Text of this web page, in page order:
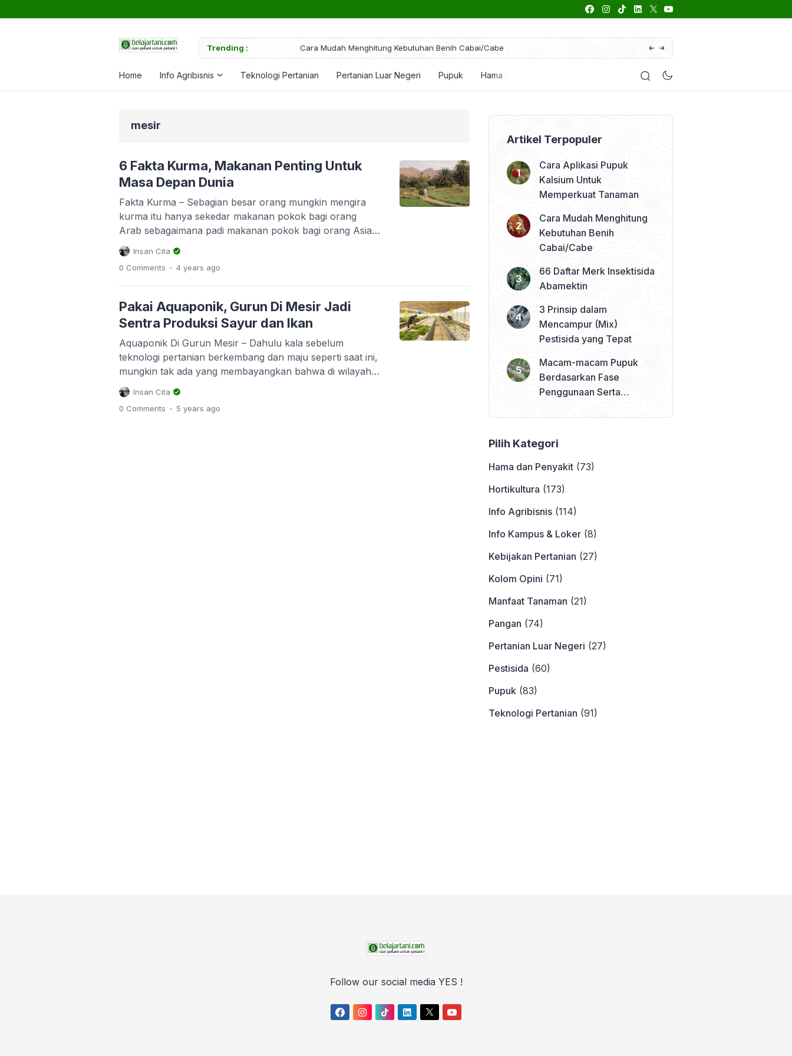
Trending : Cara Mudah Menghitung Kebutuhan Benih Cabai/Cabe 66 Daftar Merk Insektisida Abamektin
Home Info Agribisnis Teknologi Pertanian Pertanian Luar Negeri Pupuk Hama dan Penyakit Manfaat Tanaman
mesir
6 Fakta Kurma, Makanan Penting Untuk
Masa Depan Dunia
Fakta Kurma – Sebagian besar orang mungkin mengira
kurma itu hanya sekedar makanan pokok bagi orang
Arab sebagaimana padi makanan pokok bagi orang Asia
termasuk Indonesia. Bagi orang yang tak terbiasa
mengenalnya lebih dekat, atau bahkan belum pernah
mengkonsumsinya mungkin tak ada yang istimewa tentang
kurma. Warnanya yang kecoklatan saat sudah masak,
sekilas mungkin akan […]
Insan Cita
0 Comments . 4 years ago
Pakai Aquaponik, Gurun Di Mesir Jadi
Sentra Produksi Sayur dan Ikan
Aquaponik Di Gurun Mesir – Dahulu kala sebelum
teknologi pertanian berkembang dan maju seperti saat ini,
mungkin tak ada yang membayangkan bahwa di wilayah
gurun bisa jadi sentra produksi pertanian. Mendengar kata
gurun bayangin kita tertuju pada suatu pengertian
“sebuah tanah kering dan minim air”. Ya tak hanya minim
Insan Cita
0 Comments . 5 years ago
Artikel Terpopuler
Cara Aplikasi Pupuk
Kalsium Untuk
Memperkuat Tanaman
Cara Mudah Menghitung
Kebutuhan Benih
Cabai/Cabe
66 Daftar Merk Insektisida
Abamektin
3 Prinsip dalam
Mencampur (Mix)
Pestisida yang Tepat
Macam-macam Pupuk
Berdasarkan Fase
Penggunaan Serta
Pilih Kategori
Hama dan Penyakit(73)
Hortikultura (173)
Info Agribisnis(114)
Info Kampus & Loker(8)
Kebijakan Pertanian (27)
Kolom Opini (71)
Manfaat Tanaman (21)
Pangan (74)
Pertanian Luar Negeri (27)
Pestisida (60)
Pupuk(83)
Teknologi Pertanian (91)
Follow our social media YES !